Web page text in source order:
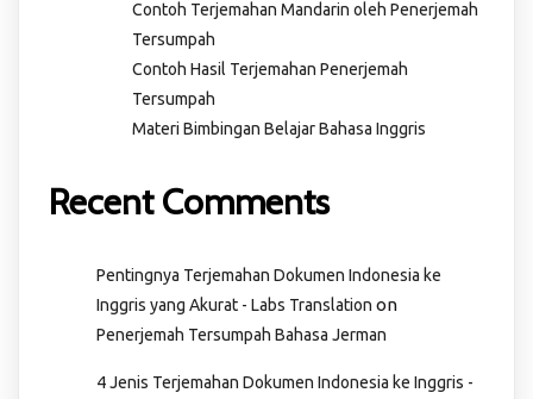
Contoh Terjemahan Mandarin oleh Penerjemah
Tersumpah
Contoh Hasil Terjemahan Penerjemah
Tersumpah
Materi Bimbingan Belajar Bahasa Inggris
Recent Comments
Pentingnya Terjemahan Dokumen Indonesia ke
Inggris yang Akurat - Labs Translation on
Penerjemah Tersumpah Bahasa Jerman
4 Jenis Terjemahan Dokumen Indonesia ke Inggris -